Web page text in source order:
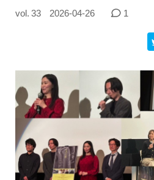
vol. 33 2026-04-26 1